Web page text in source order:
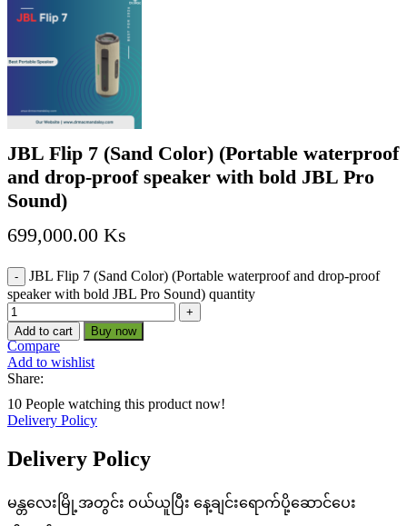
JBL Flip 7 (Sand Color) (Portable waterproof
and drop-proof speaker with bold JBL Pro
Sound)
699,000.00 Ks
JBL Flip 7 (Sand Color) (Portable waterproof and drop-proof
speaker with bold JBL Pro Sound) quantity
Add to cart Buy now
Compare
Add to wishlist
Share:
10 People watching this product now!
Delivery Policy
Delivery Policy
မန္တလေးမြို့အတွင်း ဝယ်ယူပြီး နေ့ချင်းရောက်ပို့ဆောင်ပေး